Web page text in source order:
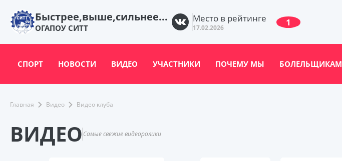
Быстрее,выше,сильнее...
ОГАПОУ СИТТ
Место в рейтинге
17.02.2026 1
СПОРТ НОВОСТИ ВИДЕО УЧАСТНИКИ ПОЧЕМУ МЫ БОЛЕЛЬЩИКАМ
Главная Видео Видео клуба
ВИДЕО Самые свежие видеоролики